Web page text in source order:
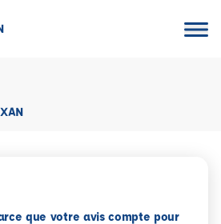
que votre avis compte pour